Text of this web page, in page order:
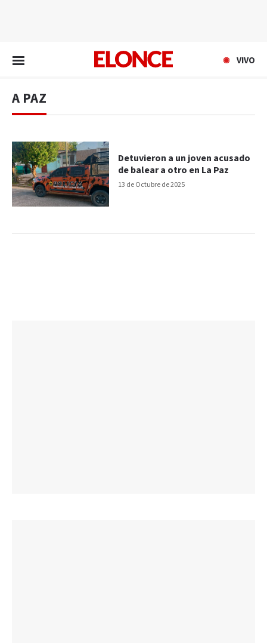
VIVO
A PAZ
13 de Octubre de 2025
Detuvieron a un joven acusado
de balear a otro en La Paz